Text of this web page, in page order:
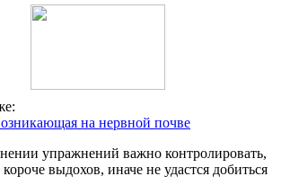
на нервной почве
упражнений важно контролировать,
выдохов, иначе не удастся добиться